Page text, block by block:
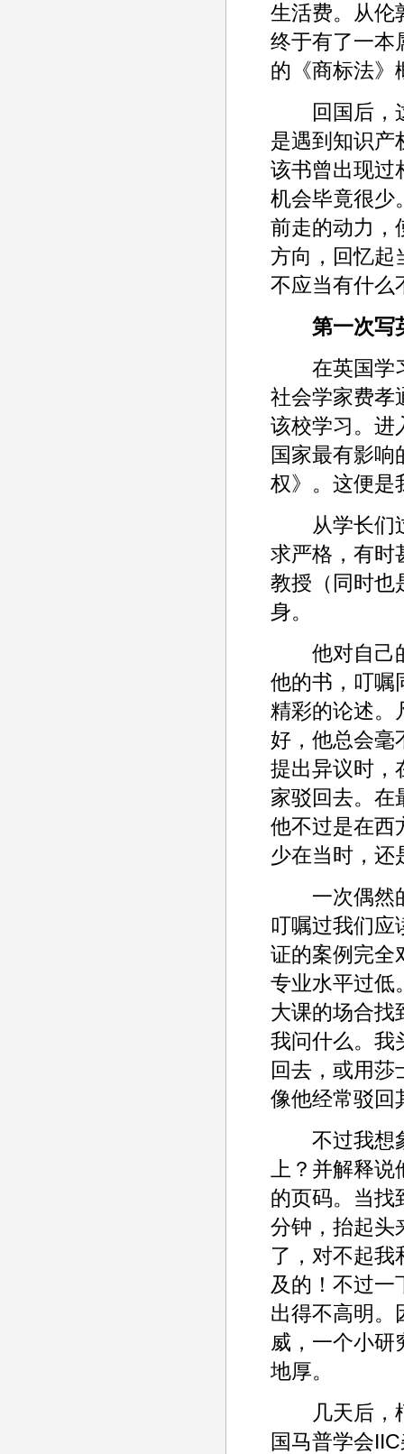
生活费。从伦
终于有了一本
的《商标法》
回国后，这
是遇到知识产
该书曾出现过
机会毕竟很少
前走的动力，
方向，回忆起
不应当有什么
第一次写
在英国学习
社会学家费孝
该校学习。进
国家最有影响
权》。这便是
从学长们过
求严格，有时
教授（同时也
身。
他对自己的
他的书，叮嘱
精彩的论述。
好，他总会毫
提出异议时，
家驳回去。在
他不过是在西
少在当时，还
一次偶然的
叮嘱过我们应
证的案例完全
专业水平过低
大课的场合找
我问什么。我
回去，或用莎
像他经常驳回
不过我想象
上？并解释
的页码。当找
分钟，抬起头
了，对不起我
及的！不过一
出得不高明。
威，一个小研
地厚。
几天后，柯
国马普学会